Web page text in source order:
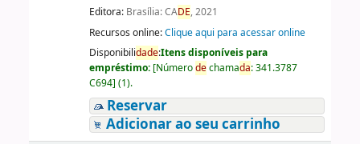
Editora: Brasília: CADE, 2021
Recursos online:Clique aqui para acessar online
Disponibilidade:Itens disponíveis para
empréstimo: [Númerodechamada:341.3787
C694] (1).
Reservar
Adicionar ao seu carrinho